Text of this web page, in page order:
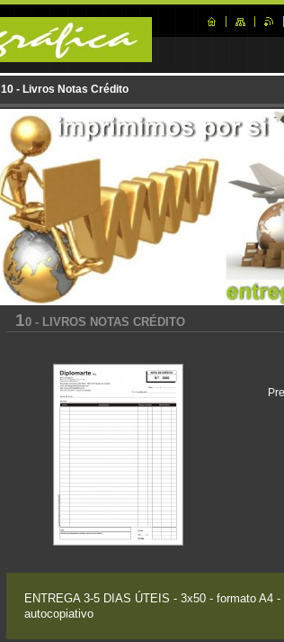
10 - Livros Notas Crédito
10 - LIVROS NOTAS CRÉDITO
ENTREGA 3-5 DIAS ÚTEIS - 3x50 - formato A4
autocopiativo